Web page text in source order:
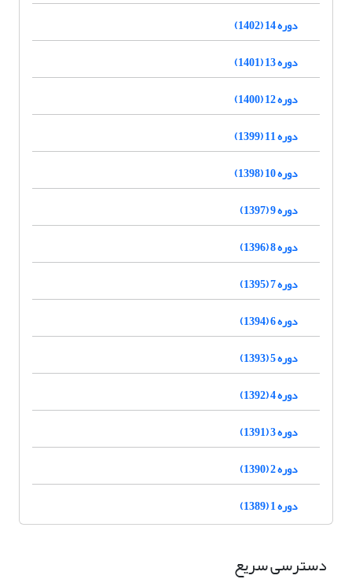
دوره 14 (1402)
دوره 13 (1401)
دوره 12 (1400)
دوره 11 (1399)
دوره 10 (1398)
دوره 9 (1397)
دوره 8 (1396)
دوره 7 (1395)
دوره 6 (1394)
دوره 5 (1393)
دوره 4 (1392)
دوره 3 (1391)
دوره 2 (1390)
دوره 1 (1389)
دسترسی سریع